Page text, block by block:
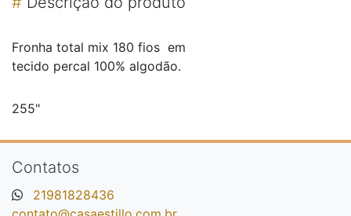
Fronha total mix 180 fios em
tecido percal 100% algodão.
255"
Contatos
21981828436